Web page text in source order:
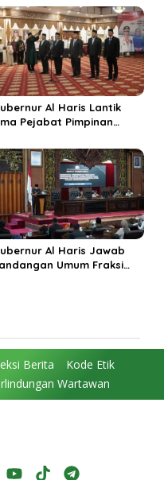
Destinasi Wisata
Unggulan
Al Haris Lantik
Pejabat Pimpinan
Kinerja dan
Al Haris Jawab
Umum Fraksi
Berita
Kode Etik
Wartawan